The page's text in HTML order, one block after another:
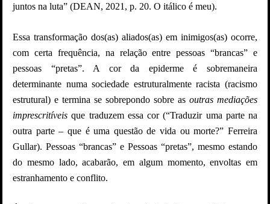
juntos na luta” (DEAN, 2021, p. 20. O itálico é meu).
Essa transformação dos(as) aliados(as) em inimigos(as) ocorre,
com certa frequência, na relação entre pessoas “brancas” e
pessoas “pretas”. A cor da epiderme é sobremaneira
determinante numa sociedade estruturalmente racista (racismo
estrutural) e termina se sobrepondo sobre as outras mediações
imprescritíveis que traduzem essa cor (“Traduzir uma parte na
outra parte – que é uma questão de vida ou morte?” Ferreira
Gullar). Pessoas “brancas” e Pessoas “pretas”, mesmo estando
do mesmo lado, acabarão, em algum momento, envoltas em
estranhamento e conflito.